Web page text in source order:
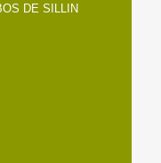
DE SILLIN